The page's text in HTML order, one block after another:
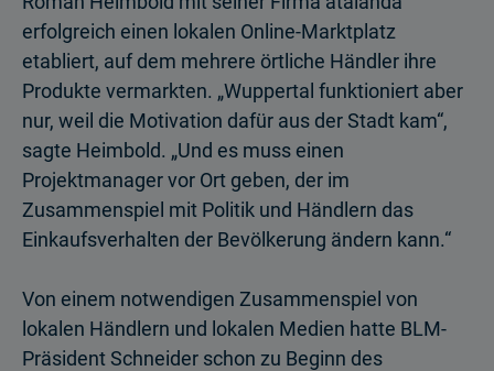
erfolgreich einen lokalen Online-Marktplatz
etabliert, auf dem mehrere örtliche Händler ihre
Produkte vermarkten. „Wuppertal funktioniert aber
nur, weil die Motivation dafür aus der Stadt kam“,
sagte Heimbold. „Und es muss einen
Projektmanager vor Ort geben, der im
Zusammenspiel mit Politik und Händlern das
Einkaufsverhalten der Bevölkerung ändern kann.“
Von einem notwendigen Zusammenspiel von
lokalen Händlern und lokalen Medien hatte BLM-
Präsident Schneider schon zu Beginn des